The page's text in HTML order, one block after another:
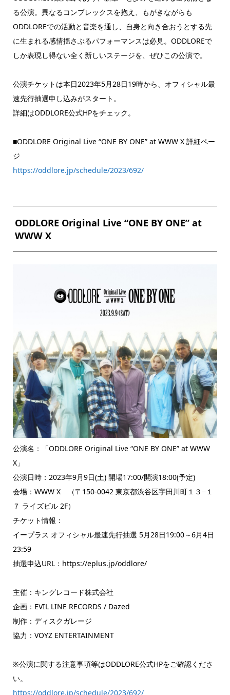
る公演。異なるコンプレックスを抱え、もがきながらも
ODDLOREでの活動と音楽を通し、自身と向き合おうとする先
に生まれる感情揺さぶるパフォーマンスは必見。ODDLOREで
しか表現し得ない全く新しいステージを、ぜひこの公演で。
公演チケットは本日2023年5月28日19時から、オフィシャル最
速先行抽選申し込みがスタート。
詳細はODDLORE公式HPをチェック。
■ODDLORE Original Live “ONE BY ONE” at WWW X 詳細ペー
ジ
https://oddlore.jp/schedule/2023/692/
ODDLORE Original Live “ONE BY ONE” at
WWW X
公演名：「ODDLORE Original Live “ONE BY ONE” at WWW
X」
公演日時：2023年9月9日(土) 開場17:00/開演18:00(予定)
会場：WWW X （〒150-0042 東京都渋谷区宇田川町１３−１
７ ライズビル 2F）
チケット情報：
イープラス オフィシャル最速先行抽選 5月28日19:00～6月4日
23:59
抽選申込URL：https://eplus.jp/oddlore/
主催：キングレコード株式会社
企画：EVIL LINE RECORDS / Dazed
制作：ディスクガレージ
協力：VOYZ ENTERTAINMENT
※公演に関する注意事項等はODDLORE公式HPをご確認くださ
い。
https://oddlore.jp/schedule/2023/692/